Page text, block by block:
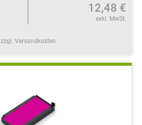
12,48 €
exkl. MwSt.
zzgl. Versandkosten